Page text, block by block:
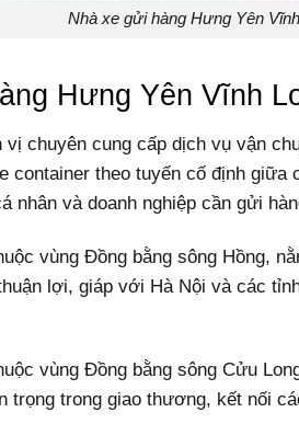
Nhà xe gửi hàng Hưng Yên
Hưng Yên Vĩnh
chuyên cung cấp dịch vụ vận
container theo tuyến cố định giữa
nhân và doanh nghiệp cần gửi
vùng Đồng bằng sông Hồng,
lợi, giáp với Hà Nội và các
vùng Đồng bằng sông Cửu
trọng trong giao thương, kết nối